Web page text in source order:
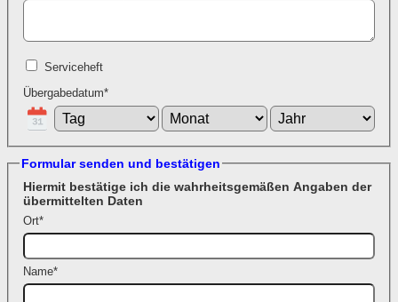
Serviceheft
Übergabedatum*
Formular senden und bestätigen
Hiermit bestätige ich die wahrheitsgemäßen Angaben der
übermittelten Daten
Ort*
Name*